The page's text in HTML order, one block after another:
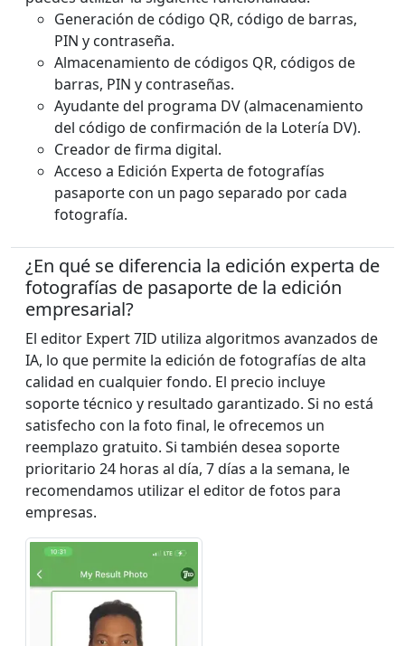
Generación de código QR, código de barras,
PIN y contraseña.
Almacenamiento de códigos QR, códigos de
barras, PIN y contraseñas.
Ayudante del programa DV (almacenamiento
del código de confirmación de la Lotería DV).
Creador de firma digital.
Acceso a Edición Experta de fotografías
pasaporte con un pago separado por cada
fotografía.
¿En qué se diferencia la edición experta de
fotografías de pasaporte de la edición
empresarial?
El editor Expert 7ID utiliza algoritmos avanzados de
IA, lo que permite la edición de fotografías de alta
calidad en cualquier fondo. El precio incluye
soporte técnico y resultado garantizado. Si no está
satisfecho con la foto final, le ofrecemos un
reemplazo gratuito. Si también desea soporte
prioritario 24 horas al día, 7 días a la semana, le
recomendamos utilizar el editor de fotos para
empresas.